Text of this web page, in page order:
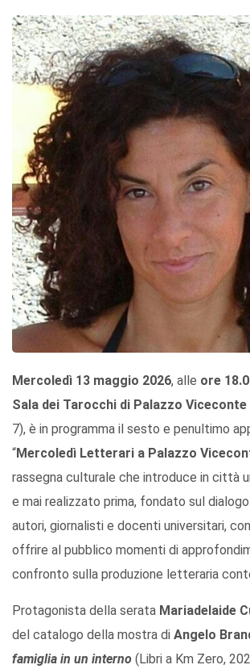
Mercoledì 13 maggio 2026, alle ore
Sala dei Tarocchi di Palazzo Viceconte
7), è in programma il sesto e penultimo
“Mercoledì Letterari a Palazzo
rassegna culturale che introduce in città
e mai realizzato prima, fondato sul
autori, giornalisti e docenti universitari,
offrire al pubblico momenti di
confronto sulla produzione letteraria
Protagonista della serata Mariadelaide
del catalogo della mostra di Angelo
famiglia in un interno (Libri a Km Zero,